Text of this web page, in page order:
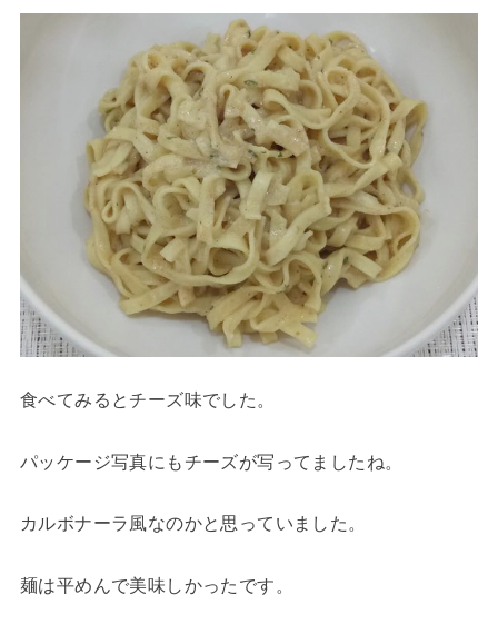
食べてみるとチーズ味でした。
パッケージ写真にもチーズが写ってましたね。
カルボナーラ風なのかと思っていました。
麺は平めんで美味しかったです。